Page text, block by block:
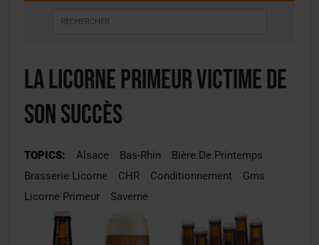
La Licorne Primeur victime de
son succès
TOPICS: Alsace Bas-Rhin
Bière De Printemps
Brasserie Licorne
CHR Conditionnement
Gms
Licorne Primeur
Saverne